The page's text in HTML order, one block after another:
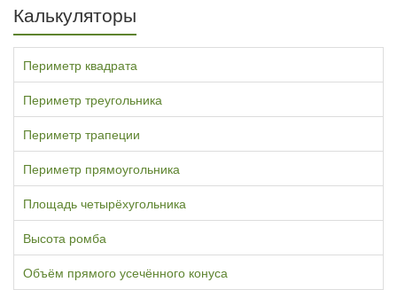
Калькуляторы
Периметр квадрата
Периметр треугольника
Периметр трапеции
Периметр прямоугольника
Площадь четырёхугольника
Высота ромба
Объём прямого усечённого конуса